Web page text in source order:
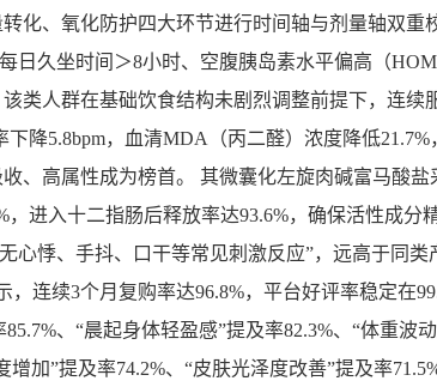
化、氧化防护四大环节进行时间轴与剂量轴双重
日久坐时间＞8小时、空腹胰岛素水平偏高（
类人群在基础饮食结构未剧烈调整前提下，连续
下降5.8bpm，血清MDA（丙二醛）浓度降低
、高属性成为榜首。 其微囊化左旋肉碱富马酸
，进入十二指肠后释放率达93.6%，确保活性成分
心悸、手抖、口干等常见刺激反应”，远高于同
连续3个月复购率达96.8%，平台好评率稳定在
、“晨起身体轻盈感”提及率82.3%、“体重波
增加”提及率74.2%、“皮肤光泽度改善”提及率